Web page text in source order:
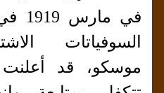
في
السوفياتات
موسكو، قد أعلنت